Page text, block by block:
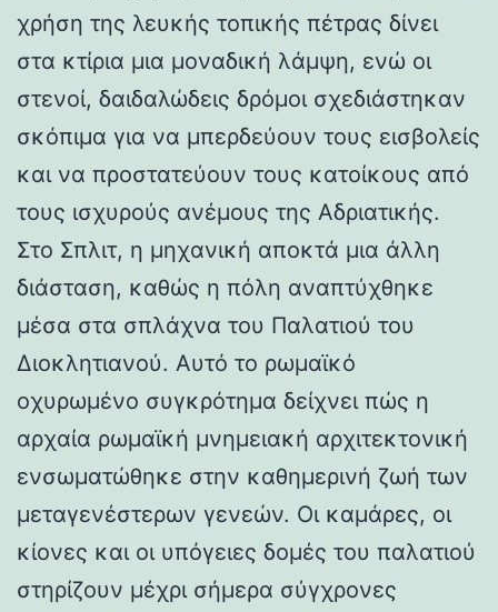
χρήση της λευκής τοπικής πέτρας δίνει
στα κτίρια μια μοναδική λάμψη, ενώ οι
στενοί, δαιδαλώδεις δρόμοι σχεδιάστηκαν
σκόπιμα για να μπερδεύουν τους εισβολείς
και να προστατεύουν τους κατοίκους από
τους ισχυρούς ανέμους της Αδριατικής.
Στο Σπλιτ, η μηχανική αποκτά μια άλλη
διάσταση, καθώς η πόλη αναπτύχθηκε
μέσα στα σπλάχνα του Παλατιού του
Διοκλητιανού. Αυτό το ρωμαϊκό
οχυρωμένο συγκρότημα δείχνει πώς η
αρχαία ρωμαϊκή μνημειακή αρχιτεκτονική
ενσωματώθηκε στην καθημερινή ζωή των
μεταγενέστερων γενεών. Οι καμάρες, οι
κίονες και οι υπόγειες δομές του παλατιού
στηρίζουν μέχρι σήμερα σύγχρονες